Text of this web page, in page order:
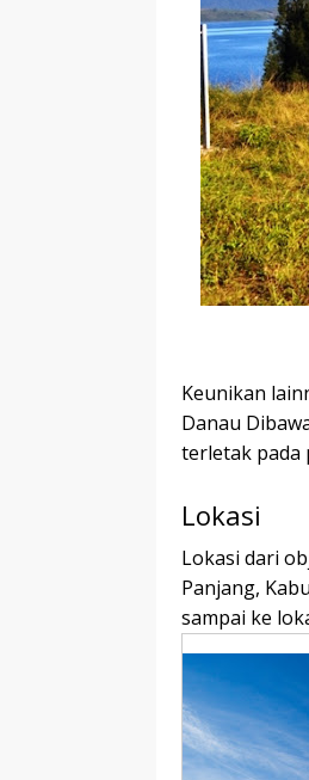
Keunikan
Danau
terletak pada
Lokasi
Lokasi dari
Panjang,
sampai ke